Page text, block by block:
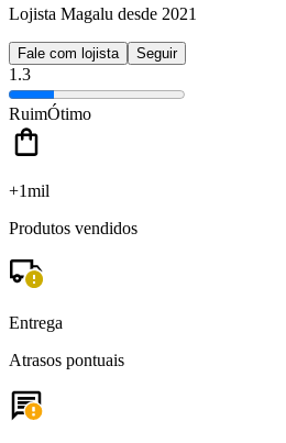
Lojista Magalu desde 2021
Fale com lojista Seguir
1.3
RuimÓtimo
+1mil
Produtos vendidos
Entrega
Atrasos pontuais